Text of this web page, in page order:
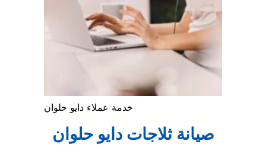
خدمة عملاء دايو حلوان
صيانة ثلاجات دايو حلوان